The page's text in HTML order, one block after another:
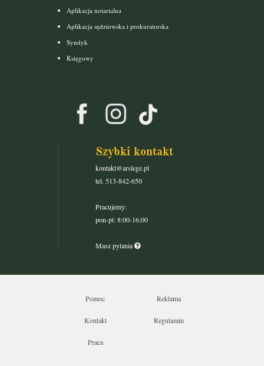
Aplikacja notarialna
Aplikacja sędziowska i prokuratorska
Syndyk
Księgowy
Szybki kontakt
kontakt@arslege.pl
tel. 513-842-650
Pracujemy:
pon-pt: 8:00-16:00
Masz pytania
Pomoc Reklama
Kontakt Regulamin
Praca